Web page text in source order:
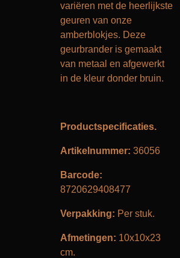
variëren met de heerlijkste
geuren van onze
amberblokjes. Deze
geurbrander is gemaakt
van metaal en afgewerkt
in de kleur donder bruin.
Productspecificaties.
Artikelnummer: 36056
Barcode:
8720629408477
Verpakking: Per stuk.
Afmetingen: 10x10x23
cm.